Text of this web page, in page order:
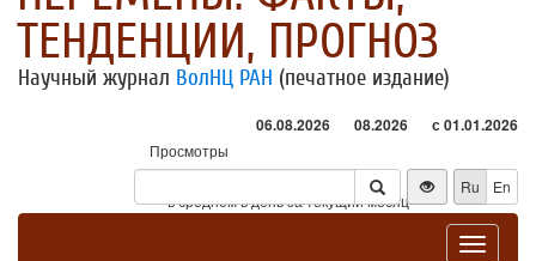
ТЕНДЕНЦИИ, ПРОГНОЗ
Научный журнал ВолНЦ РАН (печатное издание)
06.08.2026 08.2026 с 01.01.2026
Просмотры
Посетители
* - в среднем в день за текущий месяц
Ru En
Toggle